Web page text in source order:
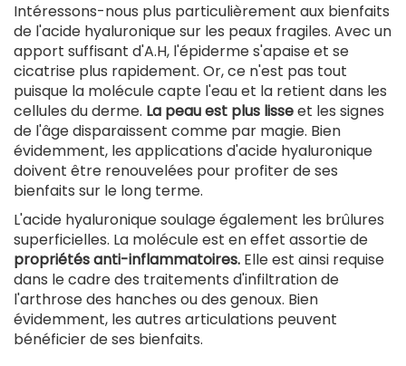
Intéressons-nous plus particulièrement aux bienfaits
de l'acide hyaluronique sur les peaux fragiles. Avec un
apport suffisant d'A.H, l'épiderme s'apaise et se
cicatrise plus rapidement. Or, ce n'est pas tout
puisque la molécule capte l'eau et la retient dans les
cellules du derme. La peau est plus lisseet les signes
de l'âge disparaissent comme par magie. Bien
évidemment, les applications d'acide hyaluronique
doivent être renouvelées pour profiter de ses
bienfaits sur le long terme.
L'acide hyaluronique soulage également les brûlures
superficielles. La molécule est en effet assortie de
propriétés anti-inflammatoires. Elle est ainsi requise
dans le cadre des traitements d'infiltration de
l'arthrose des hanches ou des genoux. Bien
évidemment, les autres articulations peuvent
bénéficier de ses bienfaits.